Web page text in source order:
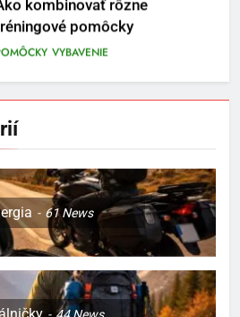
pomôcky
VYBAVENIE
na cvičenie brucha
doplnky pre
na dlhé trasy
VYBAVENIE
61News